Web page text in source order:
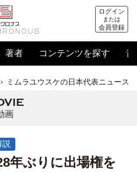
ログイン
または
会員登録
著者 コンテンツを探す 音
ミムラユウスケの日本代表ニュース
画
年ぶりに出場権を